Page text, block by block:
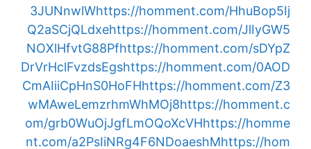
3JUNnwlWhttps://homment.com/HhuBop5Ij
Q2aSCjQLdxehttps://homment.com/JlIyGW5
NOXlHfvtG88Pfhttps://homment.com/sDYpZ
DrVrHclFvzdsEgshttps://homment.com/0AOD
CmAIiiCpHnS0HoFHhttps://homment.com/Z3
wMAweLemzrhmWhMOj8https://homment.c
om/grb0WuOjJgfLmOQoXcVHhttps://homme
nt.com/a2PsIiNRg4F6NDoaeshMhttps://hom